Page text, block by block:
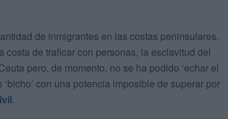
de inmigrantes en las costas peninsulares.
de traficar con personas, la esclavitud del
pero, de momento, no se ha podido ‘echar el
con una potencia imposible de superar por
.